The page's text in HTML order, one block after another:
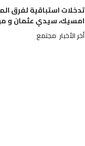
تدخلات استباقية لفرق
امسيك، سيدي عثمان و
أخر الأخبار مجتمع